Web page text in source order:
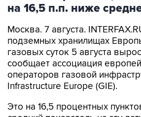
на 16,5 п.п. ниже
Москва. 7 августа.
подземных хранилищах
газовых суток 5 августа
сообщает ассоциация
операторов газовой
Infrastructure Europe (GIE).
Это на 16,5 процентных